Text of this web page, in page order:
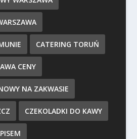
CATERING TORUŃ
CENY
NA ZAKWASIE
CZEKOLADKI DO KAWY